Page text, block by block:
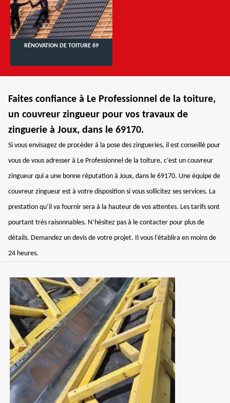
RÉNOVATION DE TOITURE 69
Faites confiance à Le Professionnel de la toiture,
un couvreur zingueur pour vos travaux de
zinguerie à Joux, dans le 69170.
Si vous envisagez de procéder à la pose des zingueries, il est conseillé pour
vous de vous adresser à Le Professionnel de la toiture, c’est un couvreur
zingueur qui a une bonne réputation à Joux, dans le 69170. Une équipe de
couvreur zingueur est à votre disposition si vous sollicitez ses services. La
prestation qu’il va fournir sera à la hauteur de vos attentes. Les tarifs sont
pourtant très raisonnables. N’hésitez pas à le contacter pour plus de
détails. Demandez un devis de votre projet. Il vous l’établira en moins de
24 heures.